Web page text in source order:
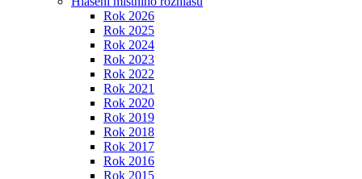
Rok 2026
Rok 2025
Rok 2024
Rok 2023
Rok 2022
Rok 2021
Rok 2020
Rok 2019
Rok 2018
Rok 2017
Rok 2016
Rok 2015